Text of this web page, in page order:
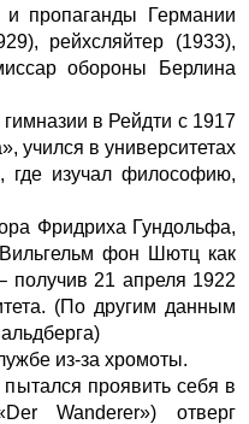
и пропаганды Германии
рейхсляйтер (1933),
обороны Берлина
в Рейдти с 1917
учился в университетах
где изучал философию,
Фридриха Гундольфа,
фон Шютц как
получив 21 апреля 1922
(По другим данным
из-за хромоты.
проявить себя в
Wanderer») отверг